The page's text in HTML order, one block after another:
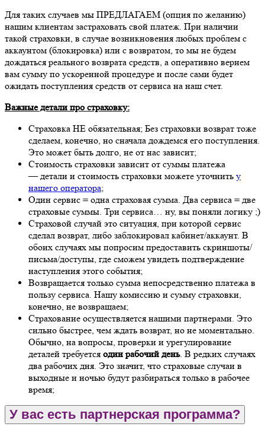
Для таких случаев мы ПРЕДЛАГАЕМ (опция по желанию)
нашим клиентам застраховать свой платеж. При наличии
такой страховки, в случае возникновения любых проблем с
аккаунтом (блокировка) или с возвратом, то мы не будем
дождаться реального возврата средств, а оперативно вернем
вам сумму по ускоренной процедуре и после сами будет
ожидать поступления средств от сервиса на наш счет.
Важные детали про страховку:
Страховка НЕ обязательная; Без страховки возврат тоже
сделаем, конечно, но сначала дождемся его поступления.
Это может быть долго, не от нас зависит;
Стоимость страховки зависит от суммы платежа
— детали и стоимость страховки можете уточнить у
нашего оператора;
Один сервис = одна страховая сумма. Два сервиса = две
страховые суммы. Три сервиса… ну, вы поняли логику ;)
Страховой случай это ситуация, при которой сервис
сделал возврат, либо заблокировал кабинет/аккаунт. В
обоих случаях мы попросим предоставить скриншоты/
письма/доступы, где сможем увидеть подтверждение
наступления этого события;
Возвращается только сумма непосредственно платежа в
пользу сервиса. Нашу комиссию и сумму страховки,
конечно, не возвращаем;
Страхование осуществляется нашими партнерами. Это
сильно быстрее, чем ждать возврат, но не моментально.
Обычно, на вопросы, проверки и урегулирование
деталей требуется один рабочий день. В редких случаях
два рабочих дня. Это значит, что страховые случаи в
выходные и ночью будут разбираться только в рабочее
время;
У вас есть партнерская программа?